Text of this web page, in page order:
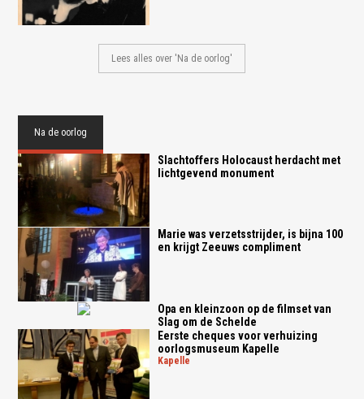
Lees alles over 'Na de oorlog'
Na de oorlog
Slachtoffers Holocaust herdacht met
lichtgevend monument
Marie was verzetsstrijder, is bijna 100
en krijgt Zeeuws compliment
Opa en kleinzoon op de filmset van
Slag om de Schelde
Eerste cheques voor verhuizing
oorlogsmuseum Kapelle
kapelle